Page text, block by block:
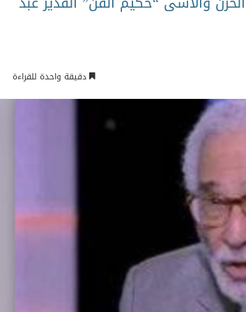
دقيقة واحدة للقراءة